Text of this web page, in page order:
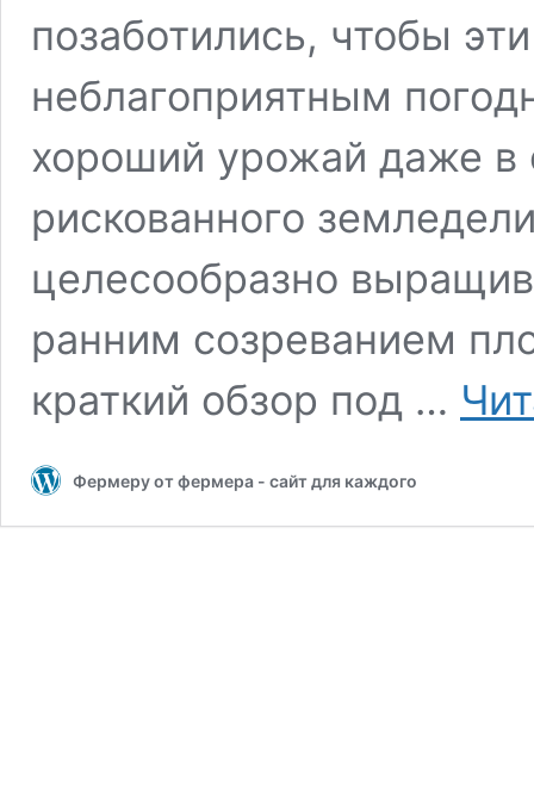
позаботились, чтобы
неблагоприятным
хороший урожай даже в
рискованного
целесообразно
ранним созреванием
краткий обзор под …
Фермеру от фермера - сайт для каждого